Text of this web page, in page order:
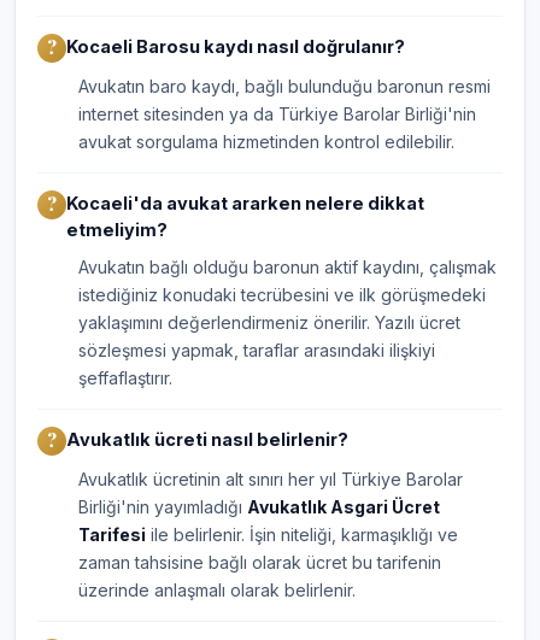
Kocaeli Barosu kaydı nasıl doğrulanır?
Avukatın baro kaydı, bağlı bulunduğu baronun resmi
internet sitesinden ya da Türkiye Barolar Birliği'nin
avukat sorgulama hizmetinden kontrol edilebilir.
Kocaeli'da avukat ararken nelere dikkat
etmeliyim?
Avukatın bağlı olduğu baronun aktif kaydını, çalışmak
istediğiniz konudaki tecrübesini ve ilk görüşmedeki
yaklaşımını değerlendirmeniz önerilir. Yazılı ücret
sözleşmesi yapmak, taraflar arasındaki ilişkiyi
şeffaflaştırır.
Avukatlık ücreti nasıl belirlenir?
Avukatlık ücretinin alt sınırı her yıl Türkiye Barolar
Birliği'nin yayımladığı Avukatlık Asgari Ücret
Tarifesi ile belirlenir. İşin niteliği, karmaşıklığı ve
zaman tahsisine bağlı olarak ücret bu tarifenin
üzerinde anlaşmalı olarak belirlenir.